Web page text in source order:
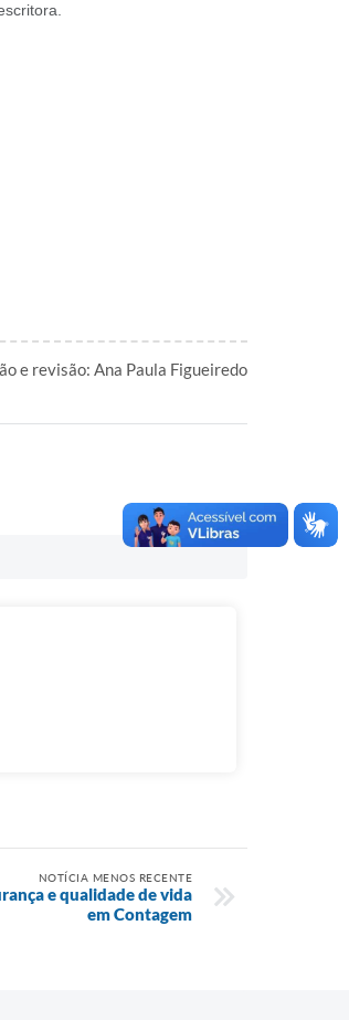
e revisão: Ana Paula Figueiredo
NOTÍCIA MENOS RECENTE
e qualidade de vida
em Contagem